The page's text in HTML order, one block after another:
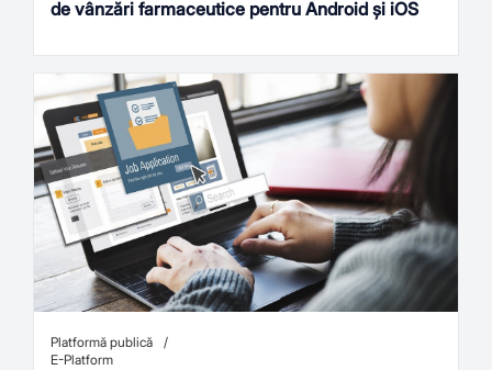
de vânzări farmaceutice pentru Android și iOS
Platformă publică
E-Platform